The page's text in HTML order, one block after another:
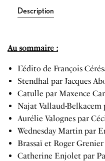
Description
Au sommaire :
L’édito de François
Stendhal par Jacques
Catulle par Maxence
Najat Vallaud-Belkacem
Aurélie Valognes par
Wednesday Martin par
Brassaï et Roger
Catherine Enjolet par